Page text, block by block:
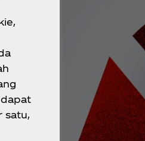
satu,